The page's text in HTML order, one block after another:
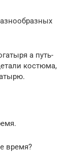
а путь-
костюма,
время?